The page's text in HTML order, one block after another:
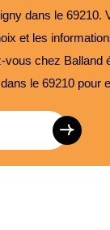
dans le 69210.
et les
vous chez Balland
le 69210 pour